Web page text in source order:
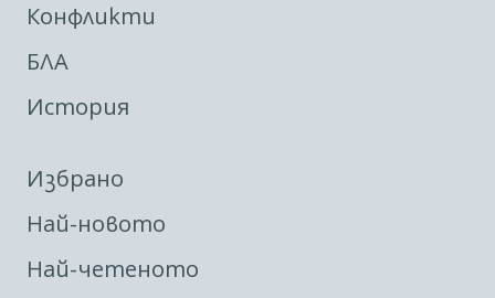
Конфликти
БЛА
История
Избрано
Най-новото
Най-четеното